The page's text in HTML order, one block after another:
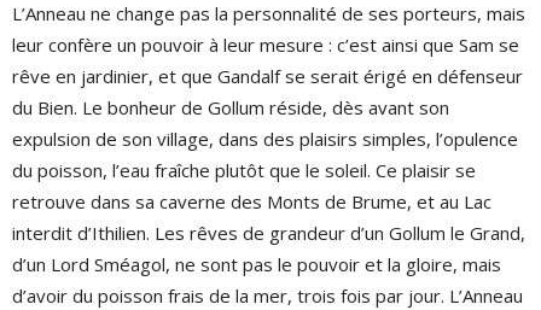
L’Anneau ne change pas la personnalité de ses porteurs, mais
leur confère un pouvoir à leur mesure : c’est ainsi que Sam se
rêve en jardinier, et que Gandalf se serait érigé en défenseur
du Bien. Le bonheur de Gollum réside, dès avant son
expulsion de son village, dans des plaisirs simples, l’opulence
du poisson, l’eau fraîche plutôt que le soleil. Ce plaisir se
retrouve dans sa caverne des Monts de Brume, et au Lac
interdit d’Ithilien. Les rêves de grandeur d’un Gollum le Grand,
d’un Lord Sméagol, ne sont pas le pouvoir et la gloire, mais
d’avoir du poisson frais de la mer, trois fois par jour. L’Anneau